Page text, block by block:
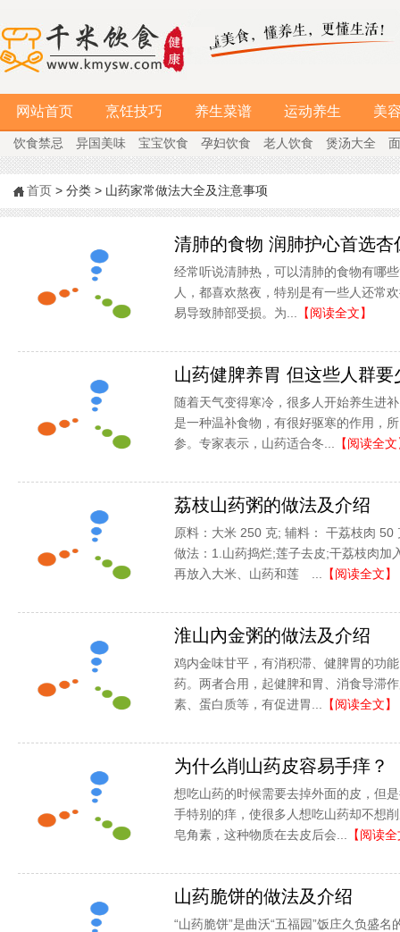
网站首页 烹饪技巧 养生菜谱 运动养生 美
饮食禁忌 异国美味 宝宝饮食 孕妇饮食 老人饮食 煲汤大全
首页 > 分类 > 山药家常做法大全及注意事项
清肺的食物 润肺护心首选杏
经常听说清肺热，可以清肺的食物有哪
人，都喜欢熬夜，特别是有一些人还常
易导致肺部受损。为...
【阅读全文】
山药健脾养胃 但这些人群要
随着天气变得寒冷，很多人开始养生进
是一种温补食物，有很好驱寒的作用，
参。专家表示，山药适合冬...
【阅读全
荔枝山药粥的做法及介绍
原料：大米 250 克; 辅料： 干荔枝肉
做法：1.山药捣烂;莲子去皮;干荔枝肉加
再放入大米、山药和莲 ...
【阅读全文】
淮山內金粥的做法及介绍
鸡内金味甘平，有消积滞、健脾胃的功
药。两者合用，起健脾和胃、消食导滞
素、蛋白质等，有促进胃...
【阅读全文】
为什么削山药皮容易手痒？
想吃山药的时候需要去掉外面的皮，但
手特别的痒，使很多人想吃山药却不想
皂角素，这种物质在去皮后会...
【阅读
山药脆饼的做法及介绍
“山药脆饼”是曲沃“五福园”饭庄久负盛名